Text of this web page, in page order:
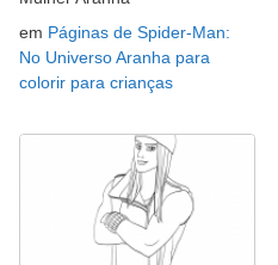
em Páginas de Spider-Man:
No Universo Aranha para
colorir para crianças